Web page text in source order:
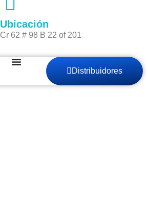
Ubicación
Cr 62 # 98 B 22 of 201
Distribuidores